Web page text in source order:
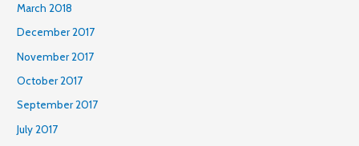
March 2018
December 2017
November 2017
October 2017
September 2017
July 2017